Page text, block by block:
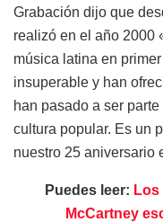
Grabación dijo que
realizó en el año 2000
música latina en
insuperable y han
han pasado a ser
cultura popular. Es un
nuestro 25 aniversario
Puedes leer:
McCartney